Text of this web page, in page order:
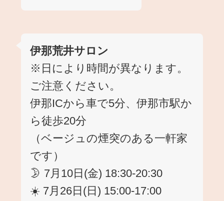
伊那荒井サロン
※日により時間が異なります。
ご注意ください。
伊那ICから車で5分、伊那市駅か
ら徒歩20分
（ベージュの煙突のある一軒家
です）
🌛 7月10日(金) 18:30-20:30
☀️ 7月26日(日) 15:00-17:00